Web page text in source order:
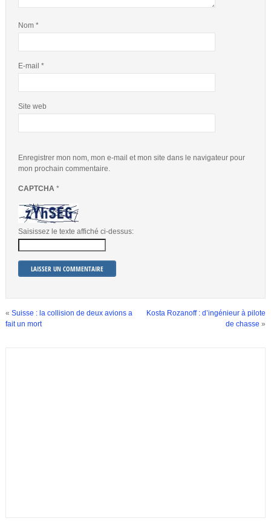
Nom *
E-mail *
Site web
Enregistrer mon nom, mon e-mail et mon site dans le navigateur pour
mon prochain commentaire.
CAPTCHA *
Saisissez le texte affiché ci-dessus:
« Suisse : la collision de deux avions a
fait un mort
Kosta Rozanoff : d’ingénieur à pilote
de chasse »